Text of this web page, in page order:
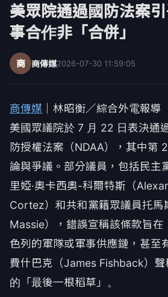
美眾院通過國防法案
事合作非「合併」
商 商傳媒2026-07-30 11:59:05
商傳媒 ｜林昭衡／綜合外電報導
美國眾議院於 7 月 22 日表決通
防授權法案（NDAA），其中第
論與爭議。部分議員，包括民主
里婭·奧卡西奧-科爾特斯（
Cortez）和共和黨籍眾議員托馬
Massie），錯誤宣稱該條款旨在
色列的軍隊或軍事供應鏈，甚至
費什巴克（James Fishback）
的「最後一根稻草」。